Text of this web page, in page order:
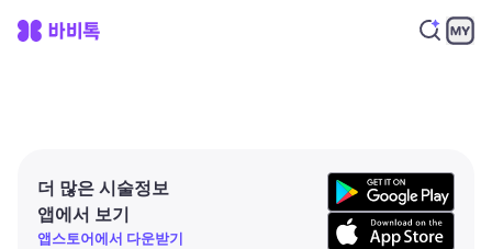
더 많은 시술정보
앱에서 보기
앱스토어에서 다운받기